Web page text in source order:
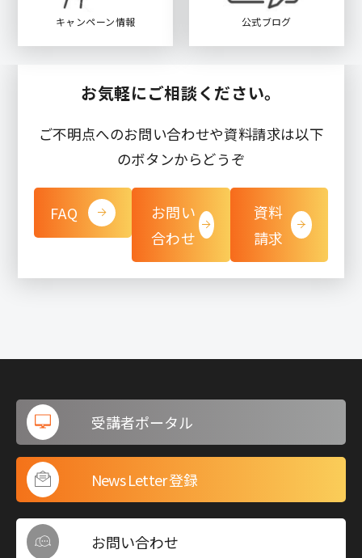
キャンペーン情報 公式ブログ
お気軽にご相談ください。
ご不明点へのお問い合わせや資料請求は以下
のボタンからどうぞ
FAQ
お問い
合わせ
資料
請求
受講者ポータル
News Letter 登録
お問い合わせ